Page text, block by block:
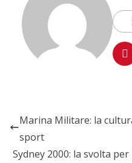
Marina Militare: la
sport
Sydney 2000: la svolta